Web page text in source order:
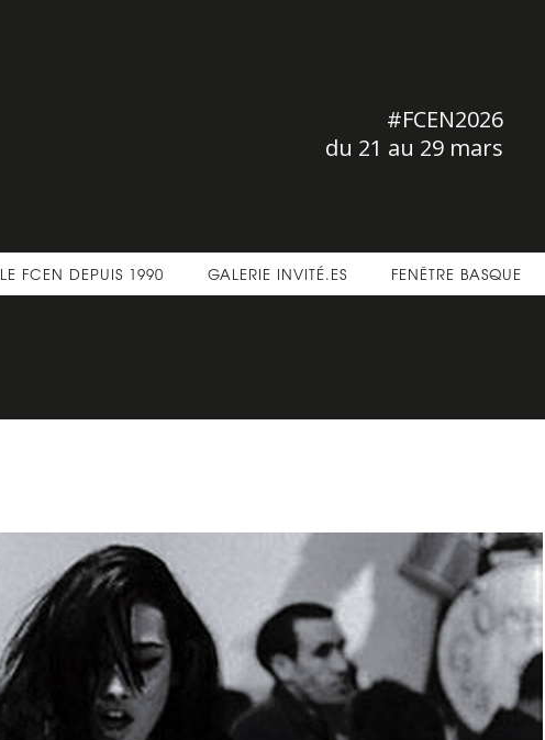
#FCEN2026
du 21 au 29 mars
LE FCEN DEPUIS 1990 GALERIE INVITÉ.ES FENÊTRE BASQUE